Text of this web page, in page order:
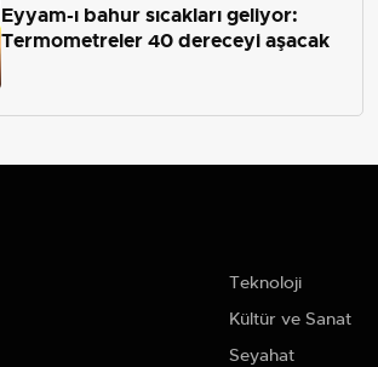
Eyyam-ı bahur sıcakları geliyor:
Termometreler 40 dereceyi aşacak
Teknoloji
Kültür ve Sanat
Seyahat